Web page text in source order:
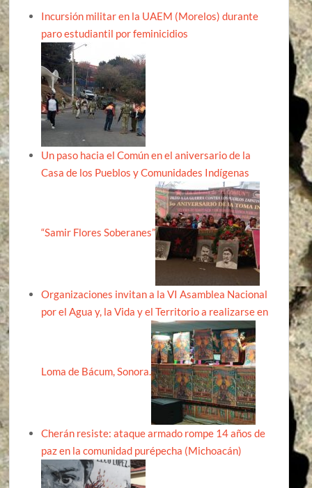
Incursión militar en la UAEM (Morelos) durante
paro estudiantil por feminicidios
Un paso hacia el Común en el aniversario de la
Casa de los Pueblos y Comunidades Indígenas
“Samir Flores Soberanes”
Organizaciones invitan a la VI Asamblea Nacional
por el Agua y, la Vida y el Territorio a realizarse en
Loma de Bácum, Sonora.
Cherán resiste: ataque armado rompe 14 años de
paz en la comunidad purépecha (Michoacán)